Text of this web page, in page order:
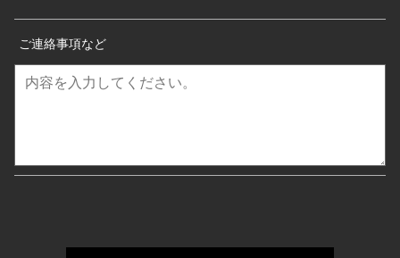
ご連絡事項など